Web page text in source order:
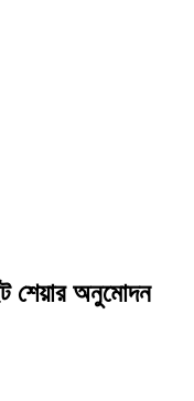
শেয়ার অনুমোদন